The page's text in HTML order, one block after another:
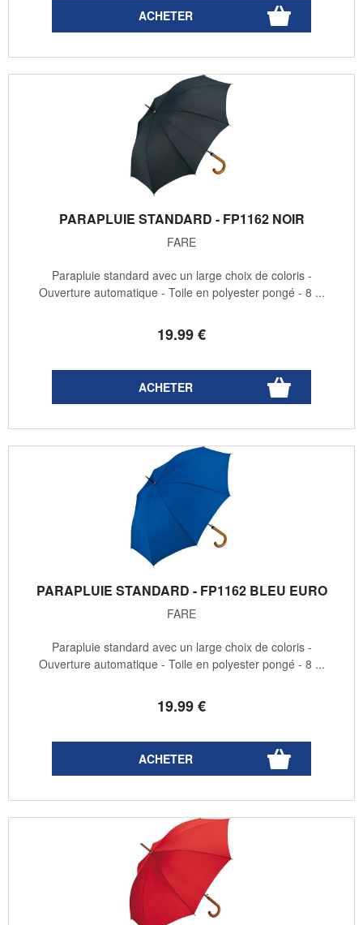
PARAPLUIE STANDARD - FP1162 NOIR
FARE
19.99€
Parapluie standard avec un large choix de coloris -
Ouverture automatique - Toile en polyester pongé - 8 ...
PARAPLUIE STANDARD - FP1162 BLEU EURO
FARE
19.99€
Parapluie standard avec un large choix de coloris -
Ouverture automatique - Toile en polyester pongé - 8 ...